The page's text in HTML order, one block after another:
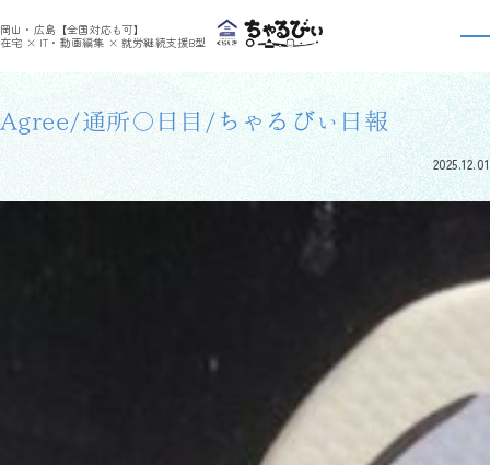
岡山・広島【全国対応も可】
在宅 × IT・動画編集 × 就労継続支援B型
利用者さんの日報 >
利用者さんの日報
Agree/通所〇日目/ちゃるびぃ日報
2025.12.01